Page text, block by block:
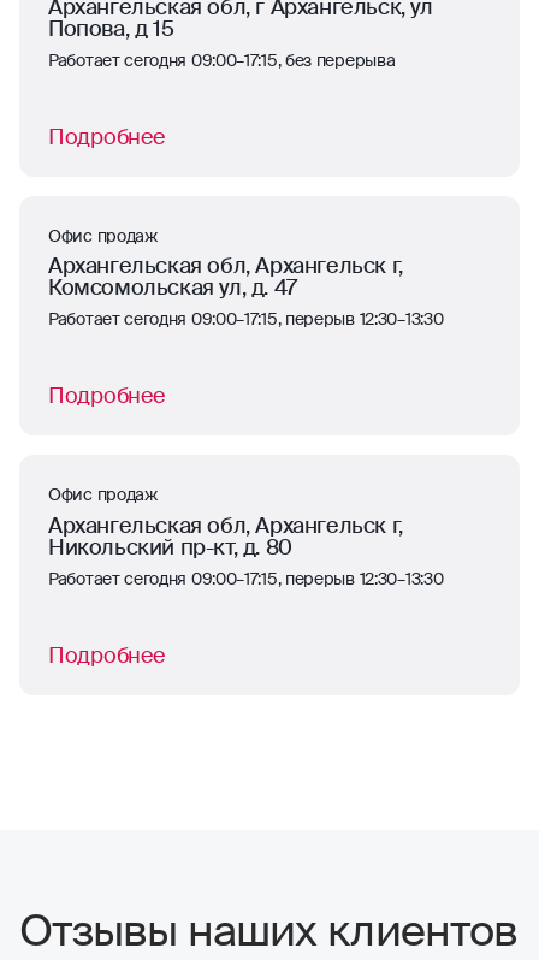
Архангельская обл, г Архангельск, ул
Попова, д 15
Работает сегодня 09:00–17:15, без перерыва
Подробнее
Офис продаж
Архангельская обл, Архангельск г,
Комсомольская ул, д. 47
Работает сегодня 09:00–17:15, перерыв 12:30–13:30
Подробнее
Офис продаж
Архангельская обл, Архангельск г,
Никольский пр-кт, д. 80
Работает сегодня 09:00–17:15, перерыв 12:30–13:30
Подробнее
Отзывы наших клиентов